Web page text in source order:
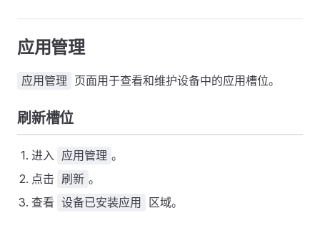
应用管理
应用管理 页面用于查看和维护设备中的应用槽位。
刷新槽位
进入 应用管理 。
点击
刷新 。
查看 设备已安装应用 区域。